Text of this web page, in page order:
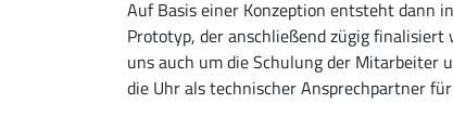
Auf Basis einer Konzeption entsteht dann
Prototyp, der anschließend zügig
uns auch um die Schulung der Mitarbeiter
die Uhr als technischer Ansprechpartner